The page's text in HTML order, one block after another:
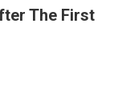
The First